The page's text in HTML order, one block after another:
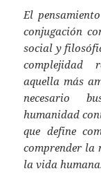
El
conjugación
social y
complejidad
aquella más
necesario
humanidad
que define
comprender la
la vida